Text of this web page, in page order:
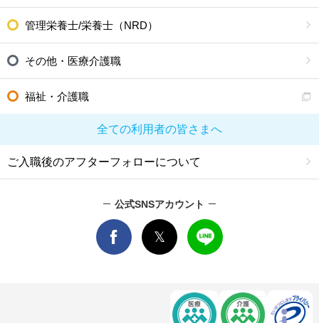
管理栄養士/栄養士（NRD）
その他・医療介護職
福祉・介護職
全ての利用者の皆さまへ
ご入職後のアフターフォローについて
公式SNSアカウント